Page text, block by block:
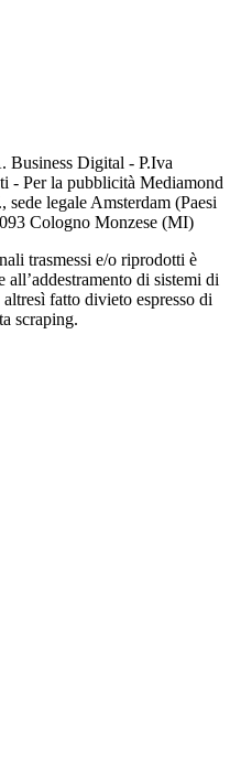
Business Digital - P.Iva
- Per la pubblicità Mediamond
legale Amsterdam (Paesi
Cologno Monzese (MI)
trasmessi e/o riprodotti è
di sistemi di
fatto divieto espresso di
scraping.